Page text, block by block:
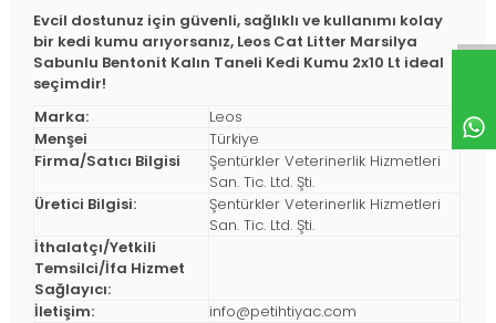
Evcil dostunuz için güvenli, sağlıklı ve kullanımı kolay
bir kedi kumu arıyorsanız, Leos Cat Litter Marsilya
Sabunlu Bentonit Kalın Taneli Kedi Kumu 2x10 Lt ideal
seçimdir!
Marka:
Leos
Menşei
Türkiye
Firma/Satıcı Bilgisi
Şentürkler Veterinerlik Hizmetleri
San. Tic. Ltd. Şti.
Üretici Bilgisi:
Şentürkler Veterinerlik Hizmetleri
San. Tic. Ltd. Şti.
İthalatçı/Yetkili
Temsilci/İfa Hizmet
Sağlayıcı:
İletişim:
info@petihtiyac.com